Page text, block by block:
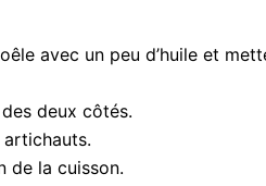
avec un peu d’huile et
deux côtés.
de la cuisson.